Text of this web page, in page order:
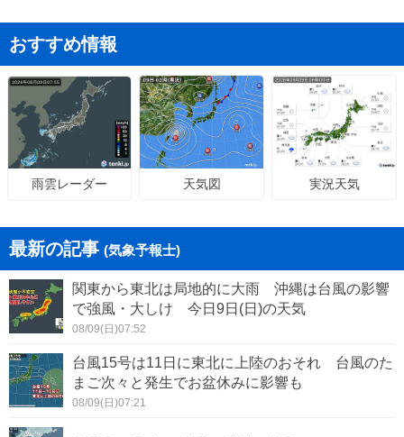
おすすめ情報
雨雲レーダー 天気図 実況天気
最新の記事 (気象予報士)
関東から東北は局地的に大雨 沖縄は台風の影響
で強風・大しけ 今日9日(日)の天気
08/09(日)07:52
台風15号は11日に東北に上陸のおそれ 台風のた
まご次々と発生でお盆休みに影響も
08/09(日)07:21